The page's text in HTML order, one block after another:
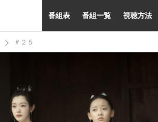
番組表 番組一覧 視聴方法
＃２５